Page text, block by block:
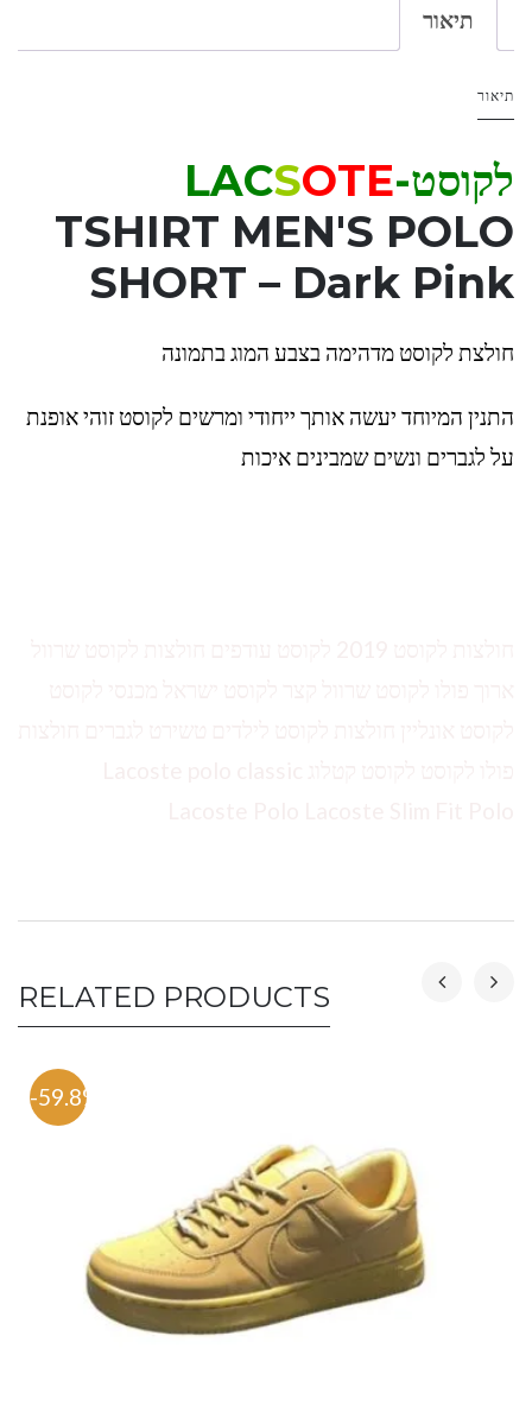
תיאור
תיאור
לקוסט-LAC SOTE
TSHIRT MEN'S POLO
SHORT – Dark Pink
חולצת לקוסט מדהימה בצבע המוג בתמונה
התנין המיוחד יעשה אותך ייחודי ומרשים לקוסט זוהי אופנת
על לגברים ונשים שמבינים איכות
RELATED PRODUCTS
-59.8%